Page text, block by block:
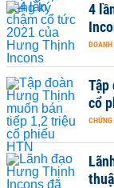
4
DOANH
Tập
cổ